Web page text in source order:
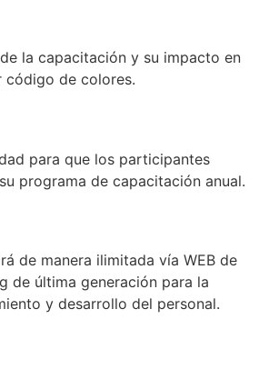
la capacitación y su impacto en
de colores.
para que los participantes
programa de capacitación anual.
de manera ilimitada vía WEB de
de última generación para la
y desarrollo del personal.